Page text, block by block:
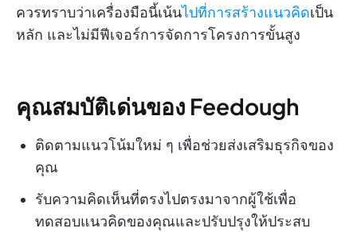
ควรทราบว่าเครื่องมือนี้เน้นไปที่การสร้างแนวคิดเป็น
หลัก และไม่มีฟีเจอร์การจัดการโครงการขั้นสูง
คุณสมบัติเด่นของ Feedough
ติดตามแนวโน้มใหม่ ๆ เพื่อช่วยส่งเสริมธุรกิจของ
คุณ
รับความคิดเห็นที่ตรงไปตรงมาจากผู้ใช้เพื่อ
ทดสอบแนวคิดของคุณและปรับปรุงให้ประสบ